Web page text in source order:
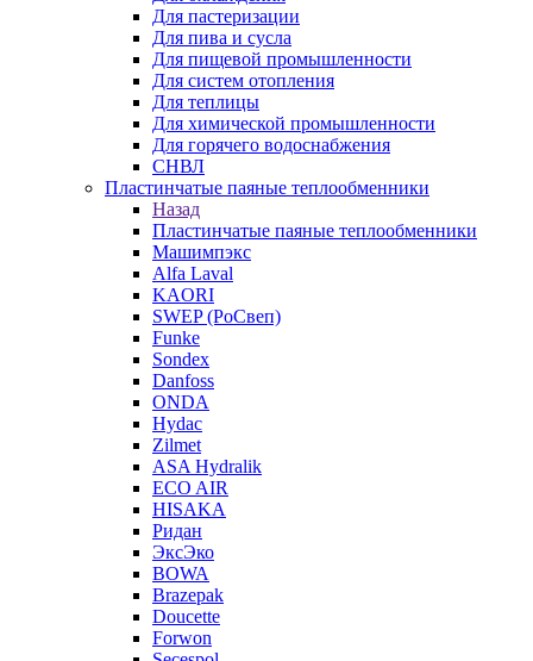
Для пастеризации
Для пива и сусла
Для пищевой промышленности
Для систем отопления
Для теплицы
Для химической промышленности
Для горячего водоснабжения
СНВЛ
Пластинчатые паяные теплообменники
Назад
Пластинчатые паяные теплообменники
Машимпэкс
Alfa Laval
KAORI
SWEP (РоСвеп)
Funke
Sondex
Danfoss
ONDA
Hydac
Zilmet
ASA Hydralik
ECO AIR
HISAKA
Ридан
ЭксЭко
BOWA
Brazepak
Doucette
Forwon